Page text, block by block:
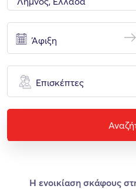
Επισκέπτες
Η ενοικίαση σκάφους